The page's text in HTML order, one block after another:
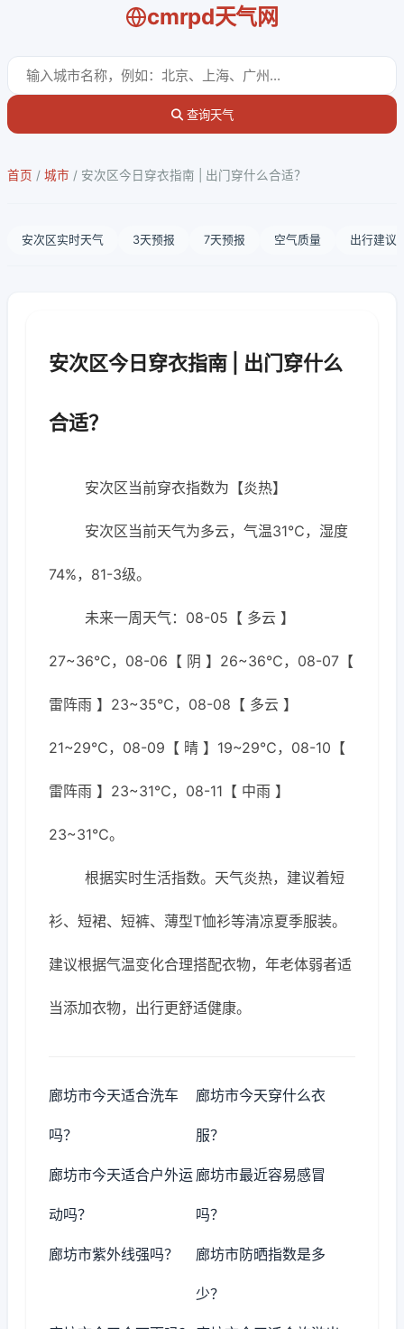
cmrpd天气网
查询天气
首页 / 城市 / 安次区今日穿衣指南 | 出门穿什么合适？
安次区实时天气 3天预报 7天预报 空气质量 出行建议
安次区今日穿衣指南 | 出门穿什么
合适？
安次区当前穿衣指数为【炎热】
安次区当前天气为多云，气温31℃，湿度
74%，81-3级。
未来一周天气：08-05【 多云 】
27~36℃，08-06【 阴 】26~36℃，08-07【
雷阵雨 】23~35℃，08-08【 多云 】
21~29℃，08-09【 晴 】19~29℃，08-10【
雷阵雨 】23~31℃，08-11【 中雨 】
23~31℃。
根据实时生活指数。天气炎热，建议着短
衫、短裙、短裤、薄型T恤衫等清凉夏季服装。
建议根据气温变化合理搭配衣物，年老体弱者适
当添加衣物，出行更舒适健康。
廊坊市今天适合洗车
吗？
廊坊市今天穿什么衣
服？
廊坊市今天适合户外运
动吗？
廊坊市最近容易感冒
吗？
廊坊市紫外线强吗？ 廊坊市防晒指数是多
少？